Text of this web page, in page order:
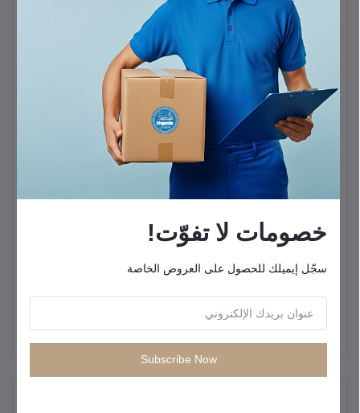
اسم المنتج
Shoulder Massager)
تقنية التدليك محاكاة اليد:
بيقدّم تدليك احترافي بيحاكي حركة الأصابع
البشرية بدقة.
نوع الاتصال تصميم لاسلكي:
سهل الاستخدام في أي مكان ومن غير
ما تتقيد بأسلاك.
محرك متطور: بيتميز بأداء قوي، وصوت هاديء، وعمر
افتراضي طويل.
مناطق
تخفيف شامل:بيستهدف آلام الرقبة، الأكتاف، وعضلات
خصومات لا تفوّت!
سجّل إيميلك للحصول على العروض الخاصة
Subscribe Now